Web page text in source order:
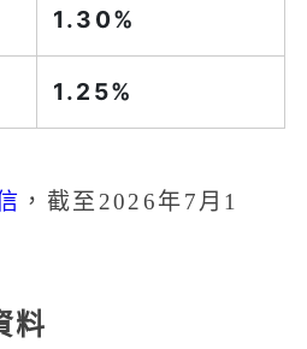
1.30%
1.25%
，截至2026年7月1
料